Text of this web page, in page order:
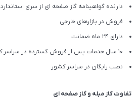
دارنده گواهینامه گاز صفحه ای از سری استاندارد ISO 9001
فروش در بازارهای خارجی
دارای 24 ماه ضمانت
10 سال خدمات پس از فروش گسترده در سراسر کشور
نصب رایگان در سراسر کشور
تفاوت گاز مبله و گاز صفحه ای